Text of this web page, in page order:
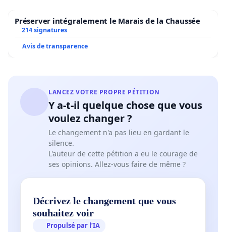
Préserver intégralement le Marais de la Chaussée
214 signatures
Avis de transparence
LANCEZ VOTRE PROPRE PÉTITION
Y a-t-il quelque chose que vous
voulez changer ?
Le changement n'a pas lieu en gardant le
silence.
L'auteur de cette pétition a eu le courage de
ses opinions. Allez-vous faire de même ?
Décrivez le changement que vous
souhaitez voir
Propulsé par l’IA